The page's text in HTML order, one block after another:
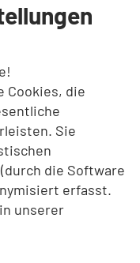
Cookies, die
Sie
die Software
erfasst.
unserer